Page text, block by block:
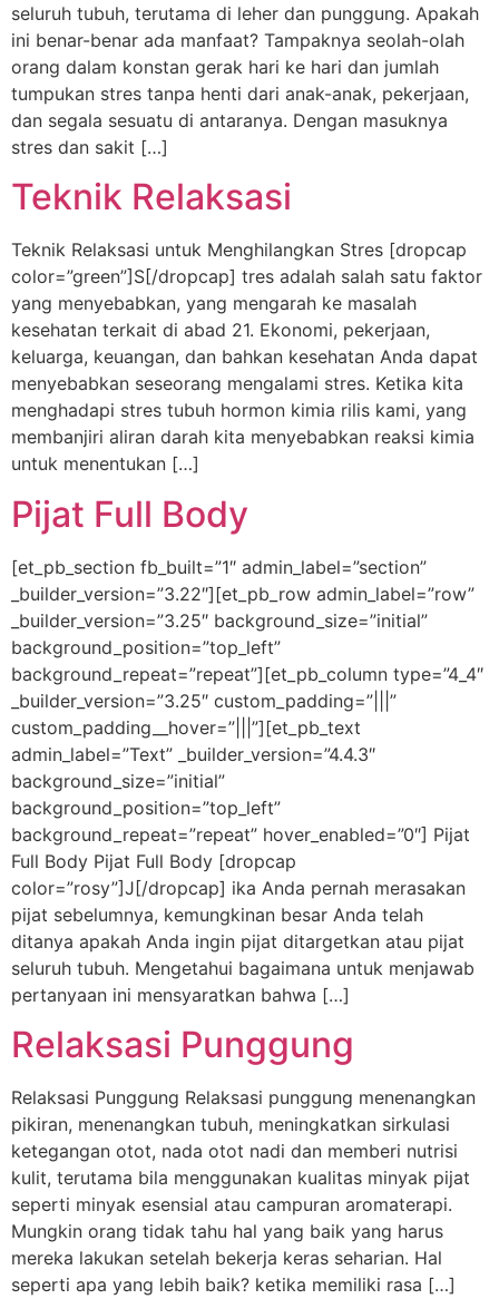
seluruh tubuh, terutama di leher dan punggung. Apakah
ini benar-benar ada manfaat? Tampaknya seolah-olah
orang dalam konstan gerak hari ke hari dan jumlah
tumpukan stres tanpa henti dari anak-anak, pekerjaan,
dan segala sesuatu di antaranya. Dengan masuknya
stres dan sakit […]
Teknik Relaksasi
Teknik Relaksasi untuk Menghilangkan Stres [dropcap
color=”green”]S[/dropcap] tres adalah salah satu faktor
yang menyebabkan, yang mengarah ke masalah
kesehatan terkait di abad 21. Ekonomi, pekerjaan,
keluarga, keuangan, dan bahkan kesehatan Anda dapat
menyebabkan seseorang mengalami stres. Ketika kita
menghadapi stres tubuh hormon kimia rilis kami, yang
membanjiri aliran darah kita menyebabkan reaksi kimia
untuk menentukan […]
Pijat Full Body
[et_pb_section fb_built=”1″ admin_label=”section”
_builder_version=”3.22″][et_pb_row admin_label=”row”
_builder_version=”3.25″ background_size=”initial”
background_position=”top_left”
background_repeat=”repeat”][et_pb_column type=”4_4″
_builder_version=”3.25″ custom_padding=”|||”
custom_padding__hover=”|||”][et_pb_text
admin_label=”Text” _builder_version=”4.4.3″
background_size=”initial”
background_position=”top_left”
background_repeat=”repeat” hover_enabled=”0″] Pijat
Full Body Pijat Full Body [dropcap
color=”rosy”]J[/dropcap] ika Anda pernah merasakan
pijat sebelumnya, kemungkinan besar Anda telah
ditanya apakah Anda ingin pijat ditargetkan atau pijat
seluruh tubuh. Mengetahui bagaimana untuk menjawab
pertanyaan ini mensyaratkan bahwa […]
Relaksasi Punggung
Relaksasi Punggung Relaksasi punggung menenangkan
pikiran, menenangkan tubuh, meningkatkan sirkulasi
ketegangan otot, nada otot nadi dan memberi nutrisi
kulit, terutama bila menggunakan kualitas minyak pijat
seperti minyak esensial atau campuran aromaterapi.
Mungkin orang tidak tahu hal yang baik yang harus
mereka lakukan setelah bekerja keras seharian. Hal
seperti apa yang lebih baik? ketika memiliki rasa […]